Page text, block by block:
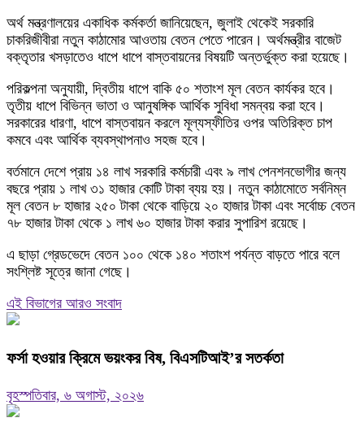
অর্থ মন্ত্রণালয়ের একাধিক কর্মকর্তা জানিয়েছেন, জুলাই থেকেই সরকারি
চাকরিজীবীরা নতুন কাঠামোর আওতায় বেতন পেতে পারেন। অর্থমন্ত্রীর বাজেট
বক্তৃতার খসড়াতেও ধাপে ধাপে বাস্তবায়নের বিষয়টি অন্তর্ভুক্ত করা হয়েছে।
পরিকল্পনা অনুযায়ী, দ্বিতীয় ধাপে বাকি ৫০ শতাংশ মূল বেতন কার্যকর হবে।
তৃতীয় ধাপে বিভিন্ন ভাতা ও আনুষঙ্গিক আর্থিক সুবিধা সমন্বয় করা হবে।
সরকারের ধারণা, ধাপে বাস্তবায়ন করলে মূল্যস্ফীতির ওপর অতিরিক্ত চাপ
কমবে এবং আর্থিক ব্যবস্থাপনাও সহজ হবে।
বর্তমানে দেশে প্রায় ১৪ লাখ সরকারি কর্মচারী এবং ৯ লাখ পেনশনভোগীর জন্য
বছরে প্রায় ১ লাখ ৩১ হাজার কোটি টাকা ব্যয় হয়। নতুন কাঠামোতে সর্বনিম্ন
মূল বেতন ৮ হাজার ২৫০ টাকা থেকে বাড়িয়ে ২০ হাজার টাকা এবং সর্বোচ্চ বেতন
৭৮ হাজার টাকা থেকে ১ লাখ ৬০ হাজার টাকা করার সুপারিশ রয়েছে।
এ ছাড়া গ্রেডভেদে বেতন ১০০ থেকে ১৪০ শতাংশ পর্যন্ত বাড়তে পারে বলে
সংশ্লিষ্ট সূত্রে জানা গেছে।
এই বিভাগের আরও সংবাদ
ফর্সা হওয়ার ক্রিমে ভয়ংকর বিষ, বিএসটিআই’র সতর্কতা
বৃহস্পতিবার, ৬ অগাস্ট, ২০২৬